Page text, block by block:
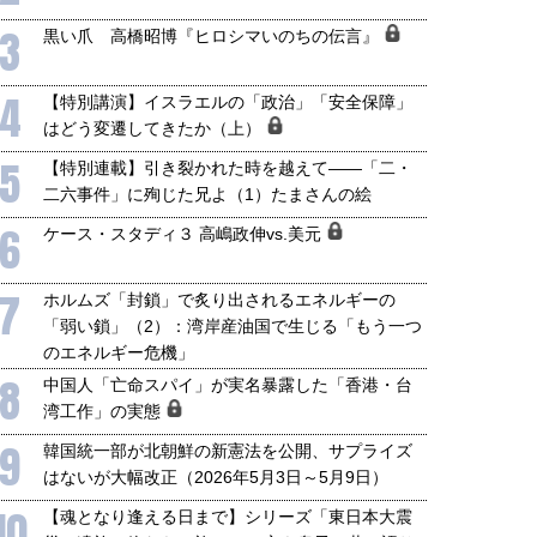
3
黒い爪 高橋昭博『ヒロシマいのちの伝言』
【特別講演】イスラエルの「政治」「安全保障」
はどう変遷してきたか（上）
5
【特別連載】引き裂かれた時を越えて――「二・
二六事件」に殉じた兄よ（1）たまさんの絵
6 ケース・スタディ３ 高嶋政伸vs.美元
7
ホルムズ「封鎖」で炙り出されるエネルギーの
「弱い鎖」（2）：湾岸産油国で生じる「もう一つ
のエネルギー危機」
8
中国人「亡命スパイ」が実名暴露した「香港・台
湾工作」の実態
9
韓国統一部が北朝鮮の新憲法を公開、サプライズ
はないが大幅改正（2026年5月3日～5月9日）
【魂となり逢える日まで】シリーズ「東日本大震